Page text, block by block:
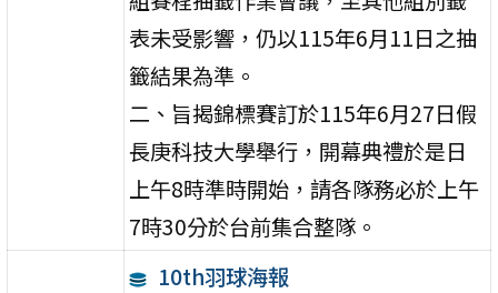
表未受影響，仍以115年6月11日之抽
籤結果為準。
二、旨揭錦標賽訂於115年6月27日假
長庚科技大學舉行，開幕典禮於是日
上午8時準時開始，請各隊務必於上午
7時30分於台前集合整隊。
10th羽球海報